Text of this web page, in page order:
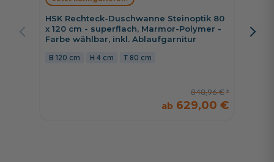
HSK Rechteck-Duschwanne Steinoptik 80
x 120 cm - superflach, Marmor-Polymer -
Farbe wählbar, inkl. Ablaufgarnitur
120 cm 4 cm 80 cm
848,96 €
629,00 €
Ablage